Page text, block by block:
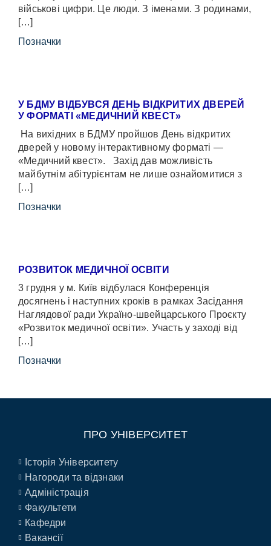
військові цифри. Це люди. З іменами. З родинами,
[…]
Позначки
У БДМУ ВІДБУВСЯ ДЕНЬ ВІДКРИТИХ ДВЕРЕЙ
У ФОРМАТІ «МЕДИЧНИЙ КВЕСТ»
На вихідних в БДМУ пройшов День відкритих
дверей у новому інтерактивному форматі —
«Медичний квест». Захід дав можливість
майбутнім абітурієнтам не лише ознайомитися з
[…]
Позначки
РОЗВИТОК МЕДИЧНОЇ ОСВІТИ
3 грудня у м. Київ відбулася Конференція
досягнень і наступних кроків в рамках Засідання
Наглядової ради Україно-швейцарського Проєкту
«Розвиток медичної освіти». Участь у заході від
[…]
Позначки
ПРО УНІВЕРСИТЕТ
Історія Університету
Нагороди та відзнаки
Адміністрація
Факультети
Кафедри
Вакансії